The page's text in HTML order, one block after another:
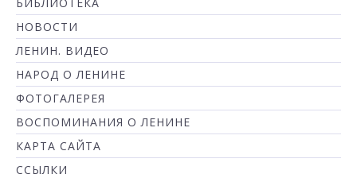
НОВОСТИ
ЛЕНИН. ВИДЕО
НАРОД О ЛЕНИНЕ
ФОТОГАЛЕРЕЯ
ВОСПОМИНАНИЯ О ЛЕНИНЕ
КАРТА САЙТА
ССЫЛКИ